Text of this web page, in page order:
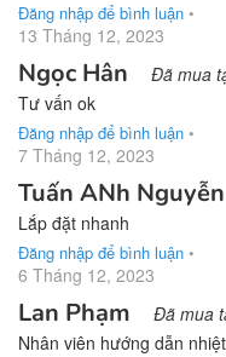
Đăng nhập để bình luận •
13 Tháng 12, 2023
Ngọc Hân Đã mua
Tư vấn ok
Đăng nhập để bình luận •
7 Tháng 12, 2023
Tuấn ANh Nguyễn
Lắp đặt nhanh
Đăng nhập để bình luận •
6 Tháng 12, 2023
Lan Phạm Đã mua
Nhân viên hướng dẫn